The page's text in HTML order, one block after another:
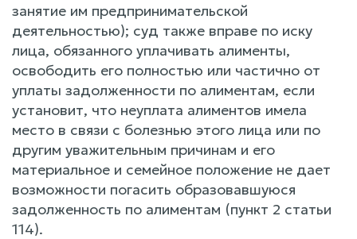
занятие им предпринимательской
деятельностью); суд также вправе по иску
лица, обязанного уплачивать алименты,
освободить его полностью или частично от
уплаты задолженности по алиментам, если
установит, что неуплата алиментов имела
место в связи с болезнью этого лица или по
другим уважительным причинам и его
материальное и семейное положение не дает
возможности погасить образовавшуюся
задолженность по алиментам (пункт 2 статьи
114).